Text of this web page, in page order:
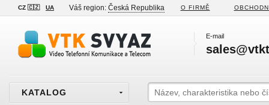
CZ 🇨🇿 UA Váš region: Česká Republika O FIRMĚ
E-mail
KATALOG